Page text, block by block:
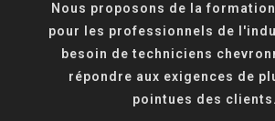
Nous proposons de la
pour les professionnels de
besoin de techniciens
répondre aux exigences de
pointues des clients.